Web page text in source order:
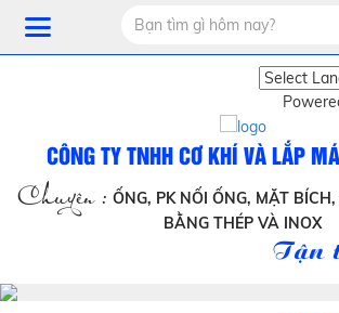
CÔNG TY TNHH CƠ KHÍ VÀ LẮP
Chuyên : ỐNG, PK NỐI ỐNG, MẶT
BẰNG THÉP VÀ INOX
Tận